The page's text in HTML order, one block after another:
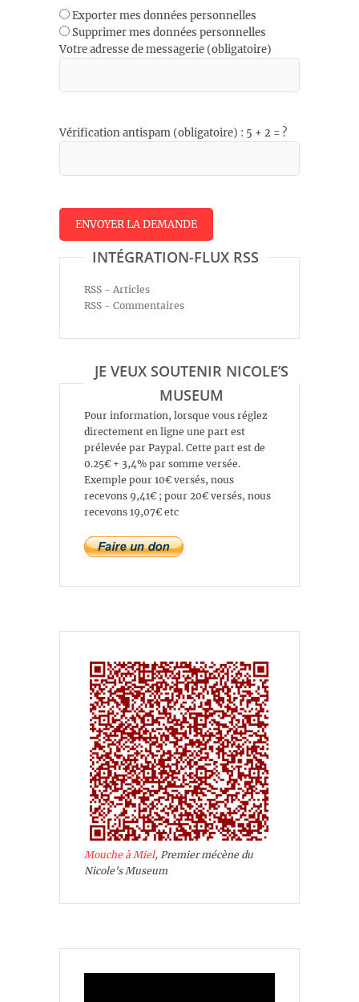
Exporter mes données personnelles
Supprimer mes données personnelles
Votre adresse de messagerie (obligatoire)
Vérification antispam (obligatoire) : 5 + 2 = ?
INTÉGRATION-FLUX RSS
RSS - Articles
RSS - Commentaires
JE VEUX SOUTENIR NICOLE’S
MUSEUM
Pour information, lorsque vous réglez
directement en ligne une part est
prélevée par Paypal. Cette part est de
0.25€ + 3,4% par somme versée.
Exemple pour 10€ versés, nous
recevons 9,41€ ; pour 20€ versés, nous
recevons 19,07€ etc
Mouche à Miel, Premier mécène du
Nicole's Museum